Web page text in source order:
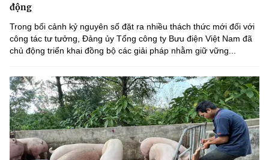
động
Trong bối cảnh kỷ nguyên số đặt ra nhiều thách thức mới đối với
công tác tư tưởng, Đảng ủy Tổng công ty Bưu điện Việt Nam đã
chủ động triển khai đồng bộ các giải pháp nhằm giữ vững...